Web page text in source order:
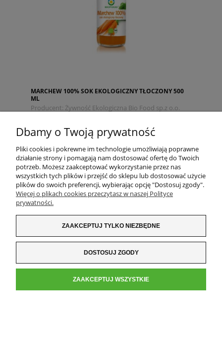
MARCHEW 100% SOK EKOLOGICZNY TŁOCZONY 500
ML
Producent: Żywność Ekologiczna Bio Food sp.z o.o.
Dbamy o Twoją prywatność
Pliki cookies i pokrewne im technologie umożliwiają poprawne
działanie strony i pomagają nam dostosować ofertę do Twoich
potrzeb. Możesz zaakceptować wykorzystanie przez nas
wszystkich tych plików i przejść do sklepu lub dostosować użycie
plików do swoich preferencji, wybierając opcję "Dostosuj zgody".
Więcej o plikach cookies przeczytasz w naszej Polityce
prywatności.
ZAAKCEPTUJ TYLKO NIEZBĘDNE
DOSTOSUJ ZGODY
ZAAKCEPTUJ WSZYSTKIE